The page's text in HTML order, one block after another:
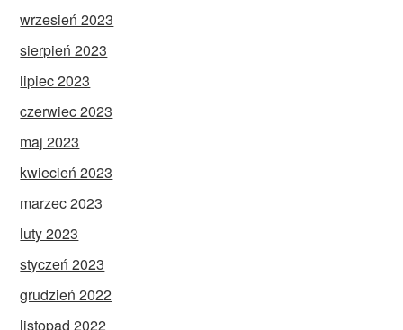
wrzesień 2023
sierpień 2023
lipiec 2023
czerwiec 2023
maj 2023
kwiecień 2023
marzec 2023
luty 2023
styczeń 2023
grudzień 2022
listopad 2022